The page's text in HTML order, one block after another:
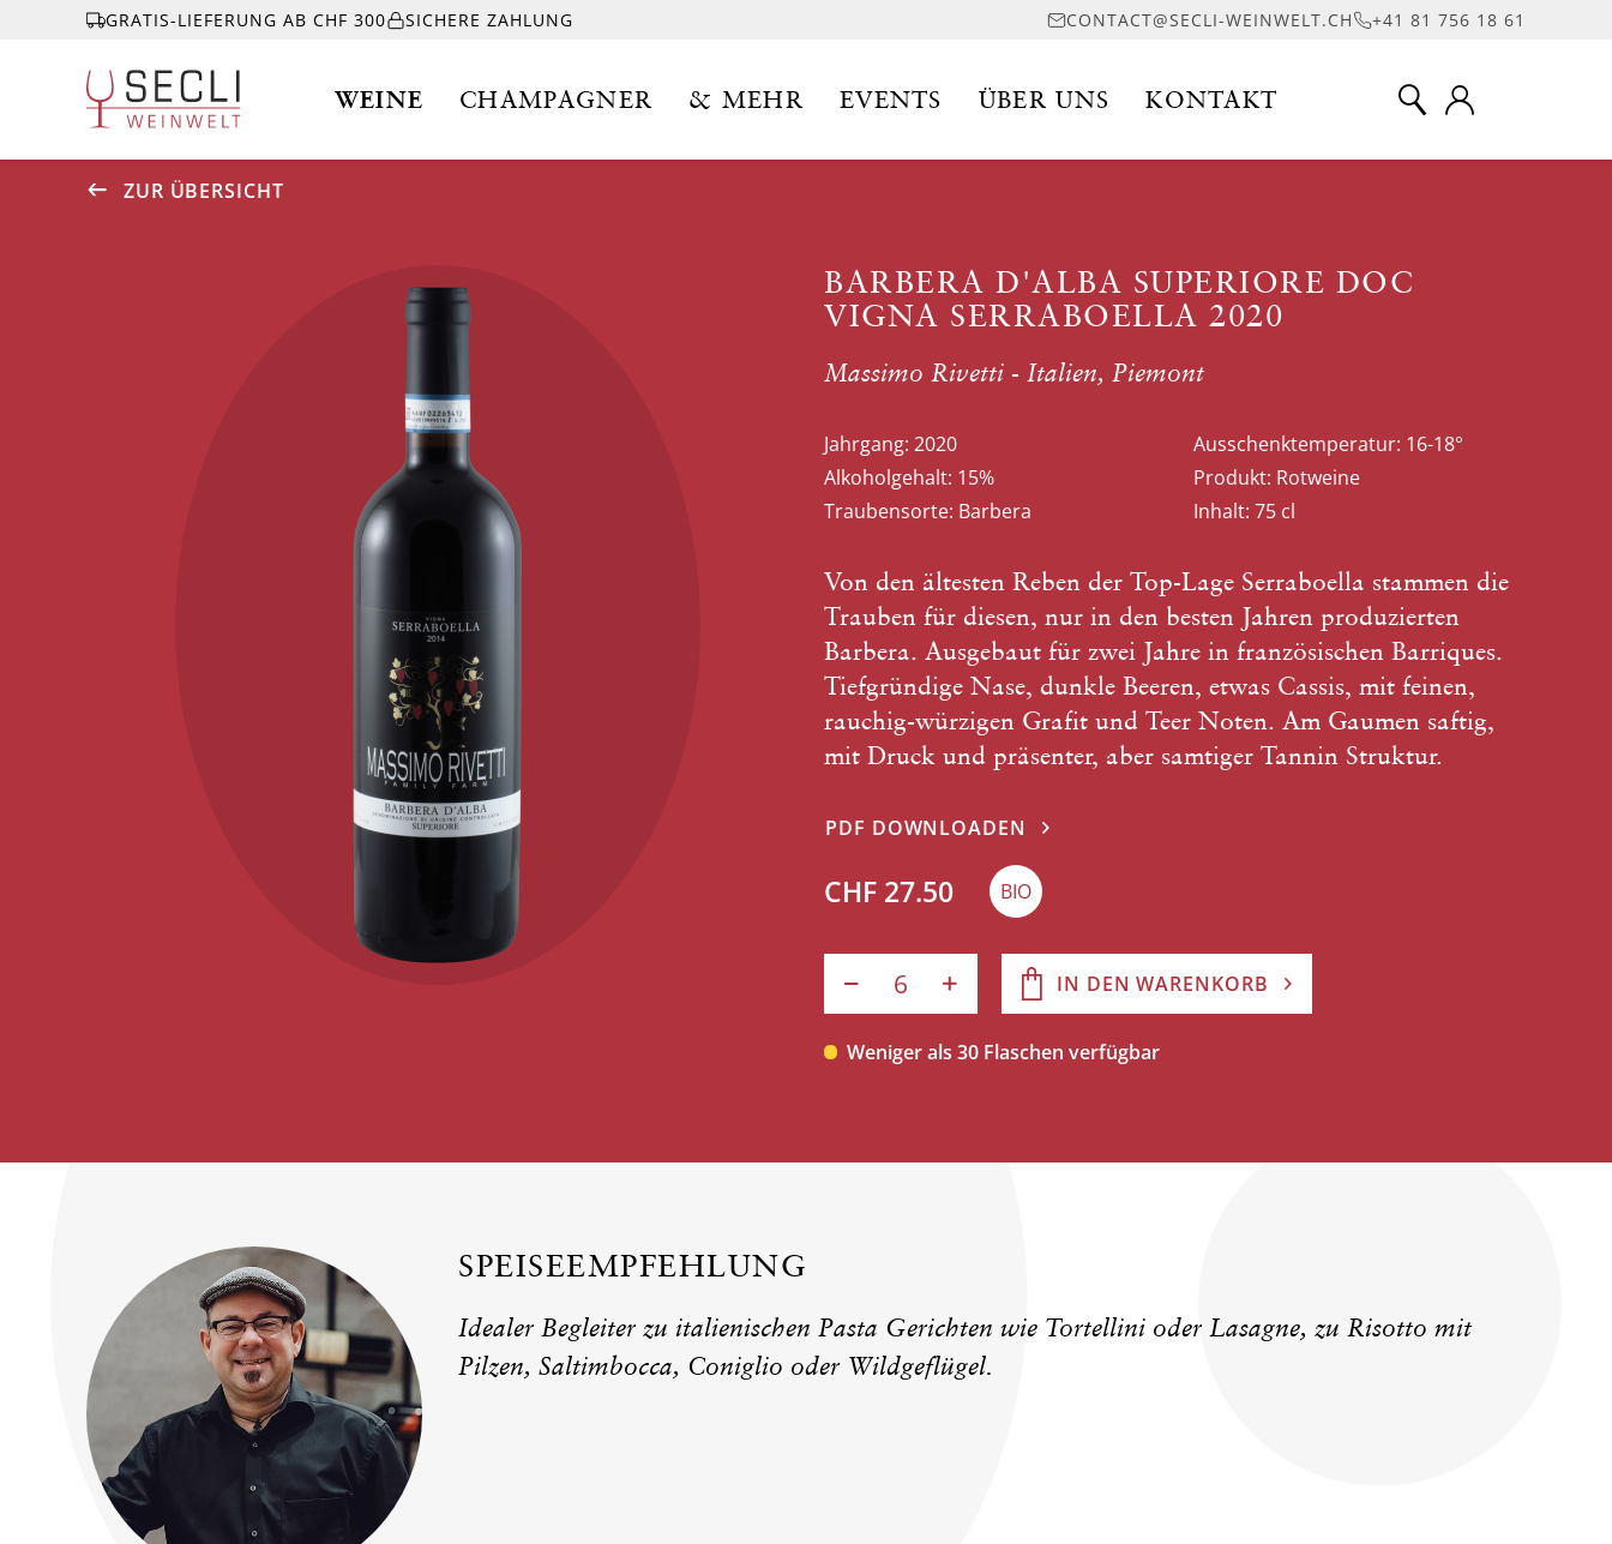
GRATIS-LIEFERUNG AB CHF 300 SICHERE ZAHLUNG CONTACT@SECLI-WEINWELT.CH +41 81 756 18 61
WEINE CHAMPAGNER & MEHR EVENTS ÜBER UNS KONTAKT
ZUR ÜBERSICHT
BARBERA D'ALBA SUPERIORE DOC
VIGNA SERRABOELLA 2020
Massimo Rivetti - Italien, Piemont
Jahrgang: 2020
Alkoholgehalt: 15%
Traubensorte: Barbera
Ausschenktemperatur: 16-18°
Produkt: Rotweine
Inhalt: 75 cl
Von den ältesten Reben der Top-Lage Serraboella stammen die
Trauben für diesen, nur in den besten Jahren produzierten
Barbera. Ausgebaut für zwei Jahre in französischen Barriques.
Tiefgründige Nase, dunkle Beeren, etwas Cassis, mit feinen,
rauchig-würzigen Grafit und Teer Noten. Am Gaumen saftig,
mit Druck und präsenter, aber samtiger Tannin Struktur.
PDF DOWNLOADEN
CHF 27.50 BIO
IN DEN WARENKORB
Weniger als 30 Flaschen verfügbar
SPEISEEMPFEHLUNG
Idealer Begleiter zu italienischen Pasta Gerichten wie Tortellini oder Lasagne, zu Risotto mit
Pilzen, Saltimbocca, Coniglio oder Wildgeflügel.